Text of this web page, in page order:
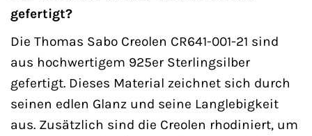
gefertigt?
Die Thomas Sabo Creolen CR641-001-21 sind
aus hochwertigem 925er Sterlingsilber
gefertigt. Dieses Material zeichnet sich durch
seinen edlen Glanz und seine Langlebigkeit
aus. Zusätzlich sind die Creolen rhodiniert, um